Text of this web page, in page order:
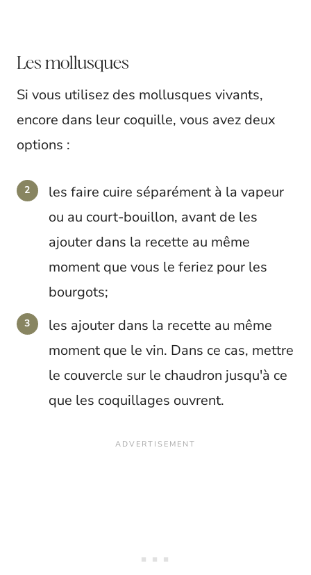
Les mollusques
Si vous utilisez des mollusques vivants,
encore dans leur coquille, vous avez deux
options :
les faire cuire séparément à la vapeur
ou au court-bouillon, avant de les
ajouter dans la recette au même
moment que vous le feriez pour les
bourgots;
les ajouter dans la recette au même
moment que le vin. Dans ce cas, mettre
le couvercle sur le chaudron jusqu'à ce
que les coquillages ouvrent.